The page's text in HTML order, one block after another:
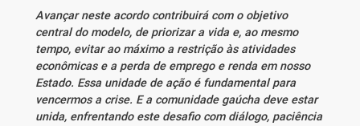
Avançar neste acordo contribuirá com o objetivo
central do modelo, de priorizar a vida e, ao mesmo
tempo, evitar ao máximo a restrição às atividades
econômicas e a perda de emprego e renda em nosso
Estado. Essa unidade de ação é fundamental para
vencermos a crise. E a comunidade gaúcha deve estar
unida, enfrentando este desafio com diálogo, paciência